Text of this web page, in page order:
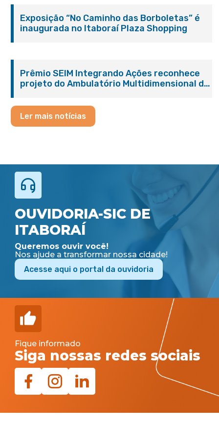
Exposição “No Caminho das Borboletas” é
inaugurada no Itaboraí Plaza Shopping
Prêmio SEIM Integrando Ações reconhece
projeto do Ambulatório Multidimensional da
Ler mais notícias
OUVIDORIA-SIC DE
ITABORAÍ
Queremos ouvir você!
Nos ajude a transformar nossa cidade!
Acesse aqui o portal da ouvidoria
Fique informado
Siga nossas redes sociais